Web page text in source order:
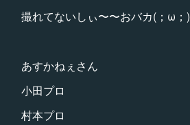
撮れてないしぃ〜〜おバカ(；ω；)
あすかねぇさん
小田プロ
村本プロ